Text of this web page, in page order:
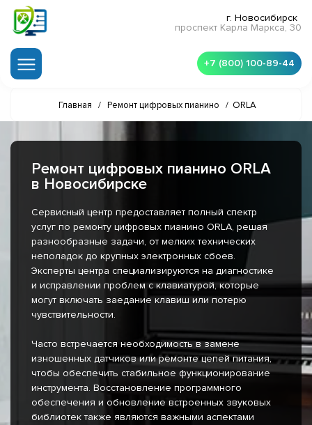
г. Новосибирск
проспект Карла Маркса, 30
+7 (800) 100-89-44
Главная / Ремонт цифровых пианино / ORLA
Ремонт цифровых пианино ORLA
в Новосибирске
Сервисный центр предоставляет полный спектр
услуг по ремонту цифровых пианино ORLA, решая
разнообразные задачи, от мелких технических
неполадок до крупных электронных сбоев.
Эксперты центра специализируются на диагностике
и исправлении проблем с клавиатурой, которые
могут включать заедание клавиш или потерю
чувствительности.
Часто встречается необходимость в замене
изношенных датчиков или ремонте цепей питания,
чтобы обеспечить стабильное функционирование
инструмента. Восстановление программного
обеспечения и обновление встроенных звуковых
библиотек также являются важными аспектами